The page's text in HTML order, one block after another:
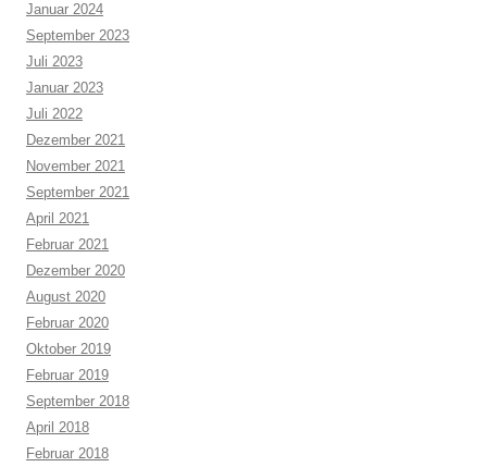
Januar 2024
September 2023
Juli 2023
Januar 2023
Juli 2022
Dezember 2021
November 2021
September 2021
April 2021
Februar 2021
Dezember 2020
August 2020
Februar 2020
Oktober 2019
Februar 2019
September 2018
April 2018
Februar 2018